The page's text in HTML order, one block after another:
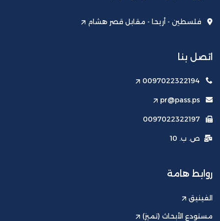
فلسطين - أريحا - مقابل قصر هشام
اتصل بنا
0097022322194
pr@pass.ps
0097022322197
ص. ب. 10
روابط هامة
الفينيق
مستودع الأبحاث (تميز)